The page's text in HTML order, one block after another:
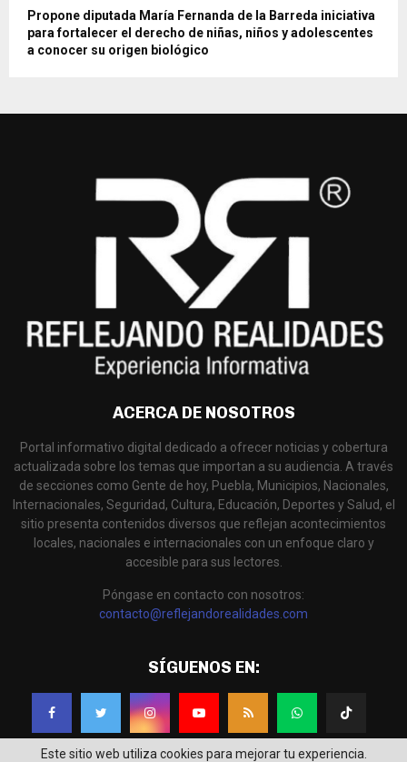
Propone diputada María Fernanda de la Barreda iniciativa
para fortalecer el derecho de niñas, niños y adolescentes
a conocer su origen biológico
ACERCA DE NOSOTROS
Portal informativo digital dedicado a ofrecer noticias y cobertura
actualizada sobre los temas que importan a su audiencia. A través
de secciones como Gente de hoy, Puebla, Municipios, Nacionales,
Internacionales, Seguridad, Cultura, Educación, Deportes y Salud, el
sitio presenta contenidos diversos que reflejan acontecimientos
locales, nacionales e internacionales con un enfoque claro y
accesible para sus lectores.
Póngase en contacto con nosotros:
contacto@reflejandorealidades.com
SÍGUENOS EN:
Este sitio web utiliza cookies para mejorar tu experiencia.